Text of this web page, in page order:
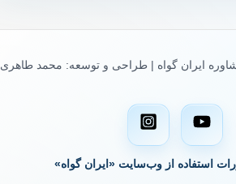
استفاده از وب‌سایت «ایران گواه»